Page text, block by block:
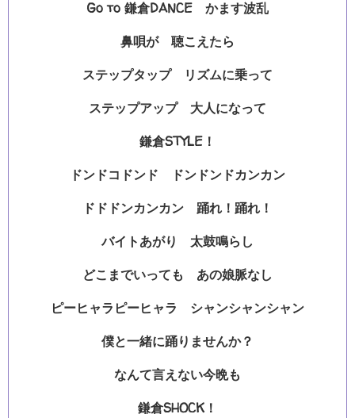
Go to 鎌倉DANCE かます波乱
鼻唄が 聴こえたら
ステップタップ リズムに乗って
ステップアップ 大人になって
鎌倉STYLE！
ドンドコドンド ドンドンドカンカン
ドドドンカンカン 踊れ！踊れ！
バイトあがり 太鼓鳴らし
どこまでいっても あの娘脈なし
ピーヒャラピーヒャラ シャンシャンシャン
僕と一緒に踊りませんか？
なんて言えない今晩も
鎌倉SHOCK！